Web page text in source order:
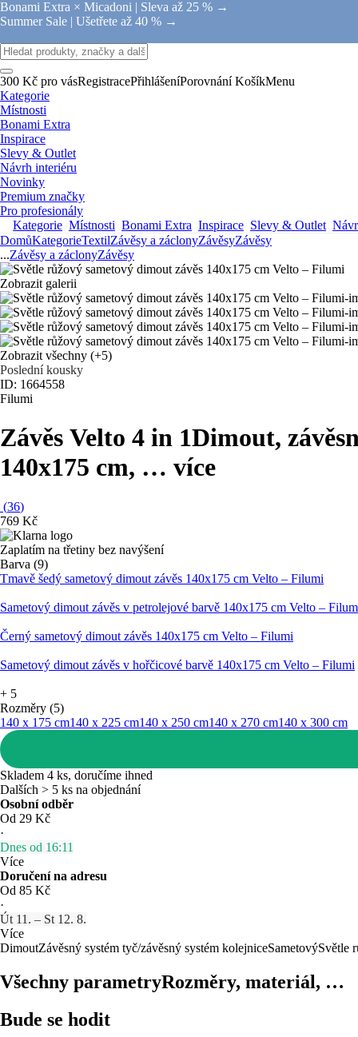
Bonami Extra × Micadoni | Sleva až 25 % →
Summer Sale | Ušetřete až 40 % →
300 Kč pro vásRegistracePřihlášeníPorovnání KošíkMenu
Kategorie
Místnosti
Bonami Extra
Inspirace
Slevy & Outlet
Návrh interiéru
Novinky
Premium značky
Pro profesionály
Kategorie Místnosti Bonami Extra Inspirace Slevy & Outlet
DomůKategorieTextilZávěsy a záclonyZávěsyZávěsy
...Závěsy a záclonyZávěsy
Zobrazit galerii
Zobrazit všechny (+5)
Poslední kousky
ID: 1664558
Filumi
Závěs Velto 4 in 1Dimout,
140x175 cm, … více
(36)
769 Kč
Zaplatím na třetiny bez navýšení
Barva (9)
Tmavě šedý sametový dimout závěs 140x175 cm Velto – Filumi
Sametový dimout závěs v petrolejové barvě 140x175 cm Velto –
Černý sametový dimout závěs 140x175 cm Velto – Filumi
Sametový dimout závěs v hořčicové barvě 140x175 cm Velto – Filumi
+ 5
Rozměry (5)
140 x 175 cm140 x 225 cm140 x 250 cm140 x 270 cm140 x 300 cm
Skladem 4 ks, doručíme ihned
Dalších > 5 ks na objednání
Osobní odběr
Od 29 Kč
·
Dnes od 16:11
Více
Doručení na adresu
Od 85 Kč
·
Út 11. – St 12. 8.
Více
DimoutZávěsný systém tyč/závěsný systém kolejniceSametovýSvětle
Všechny parametryRozměry, materiál, …
Bude se hodit